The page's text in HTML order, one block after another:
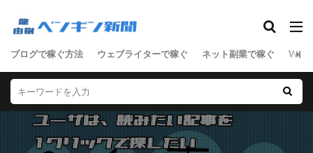
ブログで稼ぐ方法 ウェブライターで稼ぐ ネット副業で稼ぐ WEB
SEO
ASP D2C SEO
SNSマーケティング
アクセス数
サーバ
セールスライティング
せどり
ネットショップ
ネット技術
フリーランス